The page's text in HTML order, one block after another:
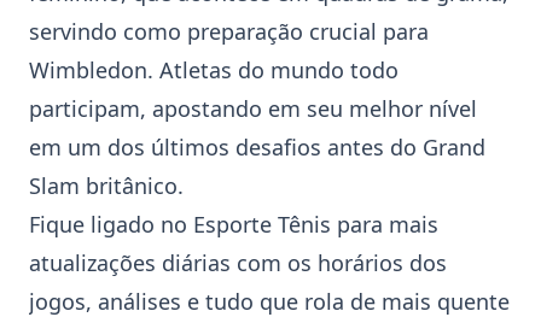
servindo como preparação crucial para
Wimbledon. Atletas do mundo todo
participam, apostando em seu melhor nível
em um dos últimos desafios antes do Grand
Slam britânico.
Fique ligado no Esporte Tênis para mais
atualizações diárias com os horários dos
jogos, análises e tudo que rola de mais quente